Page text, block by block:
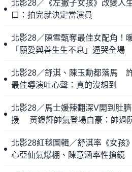
北影28／《左撇子女孩》改變人
口：拍完就決定當演員
北影28／陳雪甄奪最佳女配角！
「願愛與善生生不息」逼哭全場
北影28／舒淇、陳玉勳都落馬
最佳導演吐心聲：真的沒想到
北影28／馬士媛辣翻深V開到肚
援 黃鐙輝帥氣登場自豪：帥過
北影28紅毯圖輯／舒淇率《女
心亞仙氣爆棚、陳意涵率性搶鏡